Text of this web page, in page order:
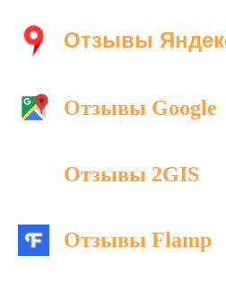
Отзывы
Отзывы Google
Отзывы 2GIS
Отзывы Flamp